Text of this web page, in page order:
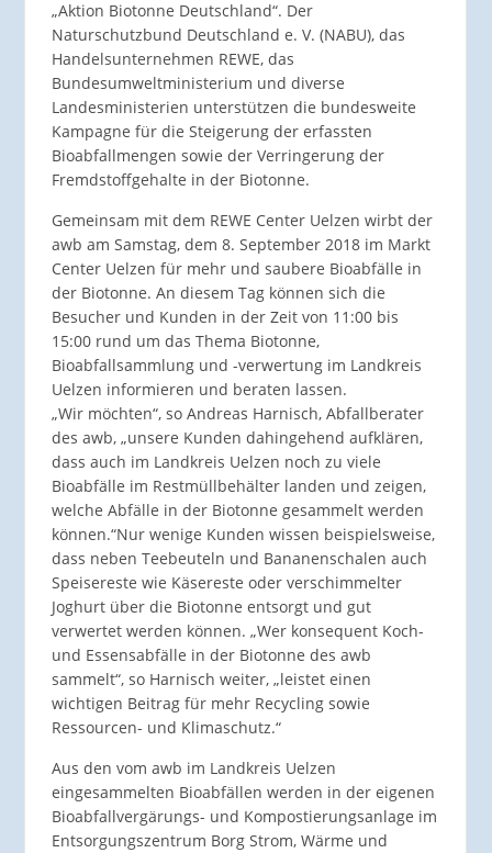
„Aktion Biotonne Deutschland“. Der
Naturschutzbund Deutschland e. V. (NABU), das
Handelsunternehmen REWE, das
Bundesumweltministerium und diverse
Landesministerien unterstützen die bundesweite
Kampagne für die Steigerung der erfassten
Bioabfallmengen sowie der Verringerung der
Fremdstoffgehalte in der Biotonne.
Gemeinsam mit dem REWE Center Uelzen wirbt der
awb am Samstag, dem 8. September 2018 im Markt
Center Uelzen für mehr und saubere Bioabfälle in
der Biotonne. An diesem Tag können sich die
Besucher und Kunden in der Zeit von 11:00 bis
15:00 rund um das Thema Biotonne,
Bioabfallsammlung und -verwertung im Landkreis
Uelzen informieren und beraten lassen.
„Wir möchten“, so Andreas Harnisch, Abfallberater
des awb, „unsere Kunden dahingehend aufklären,
dass auch im Landkreis Uelzen noch zu viele
Bioabfälle im Restmüllbehälter landen und zeigen,
welche Abfälle in der Biotonne gesammelt werden
können.“Nur wenige Kunden wissen beispielsweise,
dass neben Teebeuteln und Bananenschalen auch
Speisereste wie Käsereste oder verschimmelter
Joghurt über die Biotonne entsorgt und gut
verwertet werden können. „Wer konsequent Koch-
und Essensabfälle in der Biotonne des awb
sammelt“, so Harnisch weiter, „leistet einen
wichtigen Beitrag für mehr Recycling sowie
Ressourcen- und Klimaschutz.“
Aus den vom awb im Landkreis Uelzen
eingesammelten Bioabfällen werden in der eigenen
Bioabfallvergärungs- und Kompostierungsanlage im
Entsorgungszentrum Borg Strom, Wärme und